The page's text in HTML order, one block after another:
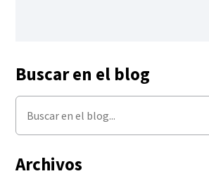
Buscar en el blog
Archivos